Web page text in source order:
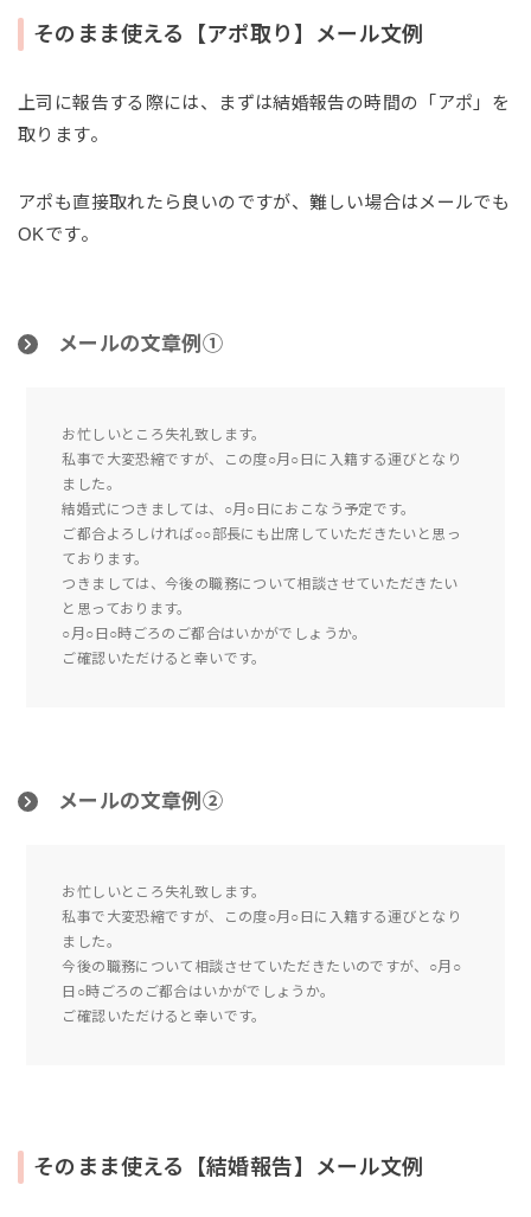
そのまま使える【アポ取り】メール文例
上司に報告する際には、まずは結婚報告の時間の「アポ」を
取ります。
アポも直接取れたら良いのですが、難しい場合はメールでも
OKです。
メールの文章例①
お忙しいところ失礼致します。
私事で大変恐縮ですが、この度○月○日に入籍する運びとなり
ました。
結婚式につきましては、○月○日におこなう予定です。
ご都合よろしければ○○部長にも出席していただきたいと思っ
ております。
つきましては、今後の職務について相談させていただきたい
と思っております。
○月○日○時ごろのご都合はいかがでしょうか。
ご確認いただけると幸いです。
メールの文章例②
お忙しいところ失礼致します。
私事で大変恐縮ですが、この度○月○日に入籍する運びとなり
ました。
今後の職務について相談させていただきたいのですが、○月○
日○時ごろのご都合はいかがでしょうか。
ご確認いただけると幸いです。
そのまま使える【結婚報告】メール文例